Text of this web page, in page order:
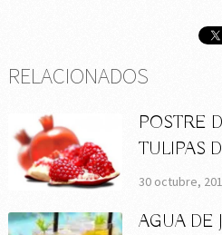
RELACIONADOS
POSTRE
TULIPAS
30 octubre,
AGUA DE